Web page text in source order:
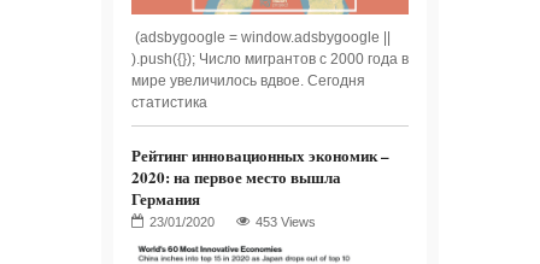
(adsbygoogle = window.adsbygoogle ||
).push({}); Число мигрантов с 2000 года в
мире увеличилось вдвое. Сегодня
статистика
Рейтинг инновационных экономик –
2020: на первое место вышла
Германия
453 Views